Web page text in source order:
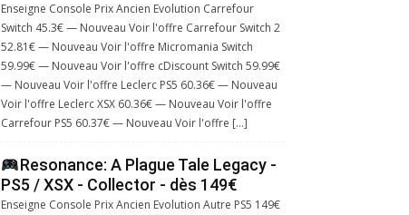
Enseigne Console Prix Ancien Evolution Carrefour
Switch 45.3€ — Nouveau Voir l'offre Carrefour Switch 2
52.81€ — Nouveau Voir l'offre Micromania Switch
59.99€ — Nouveau Voir l'offre cDiscount Switch 59.99€
— Nouveau Voir l'offre Leclerc PS5 60.36€ — Nouveau
Voir l'offre Leclerc XSX 60.36€ — Nouveau Voir l'offre
Carrefour PS5 60.37€ — Nouveau Voir l'offre […]
Resonance: A Plague Tale Legacy -
PS5 / XSX - Collector - dès 149€
Enseigne Console Prix Ancien Evolution Autre PS5 149€